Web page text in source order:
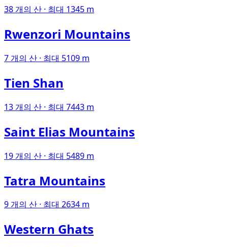
38 개의 산 · 최대 1345 m
Rwenzori Mountains
7 개의 산 · 최대 5109 m
Tien Shan
13 개의 산 · 최대 7443 m
Saint Elias Mountains
19 개의 산 · 최대 5489 m
Tatra Mountains
9 개의 산 · 최대 2634 m
Western Ghats